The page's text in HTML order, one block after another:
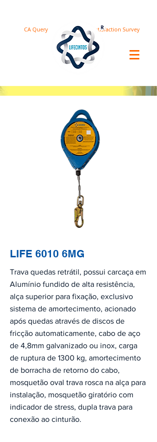
Satisfaction Survey
CA Query
LIFE 6010 6MG
Trava quedas retrátil, possui carcaça em
Alumínio fundido de alta resistência,
alça superior para fixação, exclusivo
sistema de amortecimento, acionado
após quedas através de discos de
fricção automaticamente, cabo de aço
de 4,8mm galvanizado ou inox, carga
de ruptura de 1300 kg, amortecimento
de borracha de retorno do cabo,
mosquetão oval trava rosca na alça para
instalação, mosquetão giratório com
indicador de stress, dupla trava para
conexão ao cinturão.